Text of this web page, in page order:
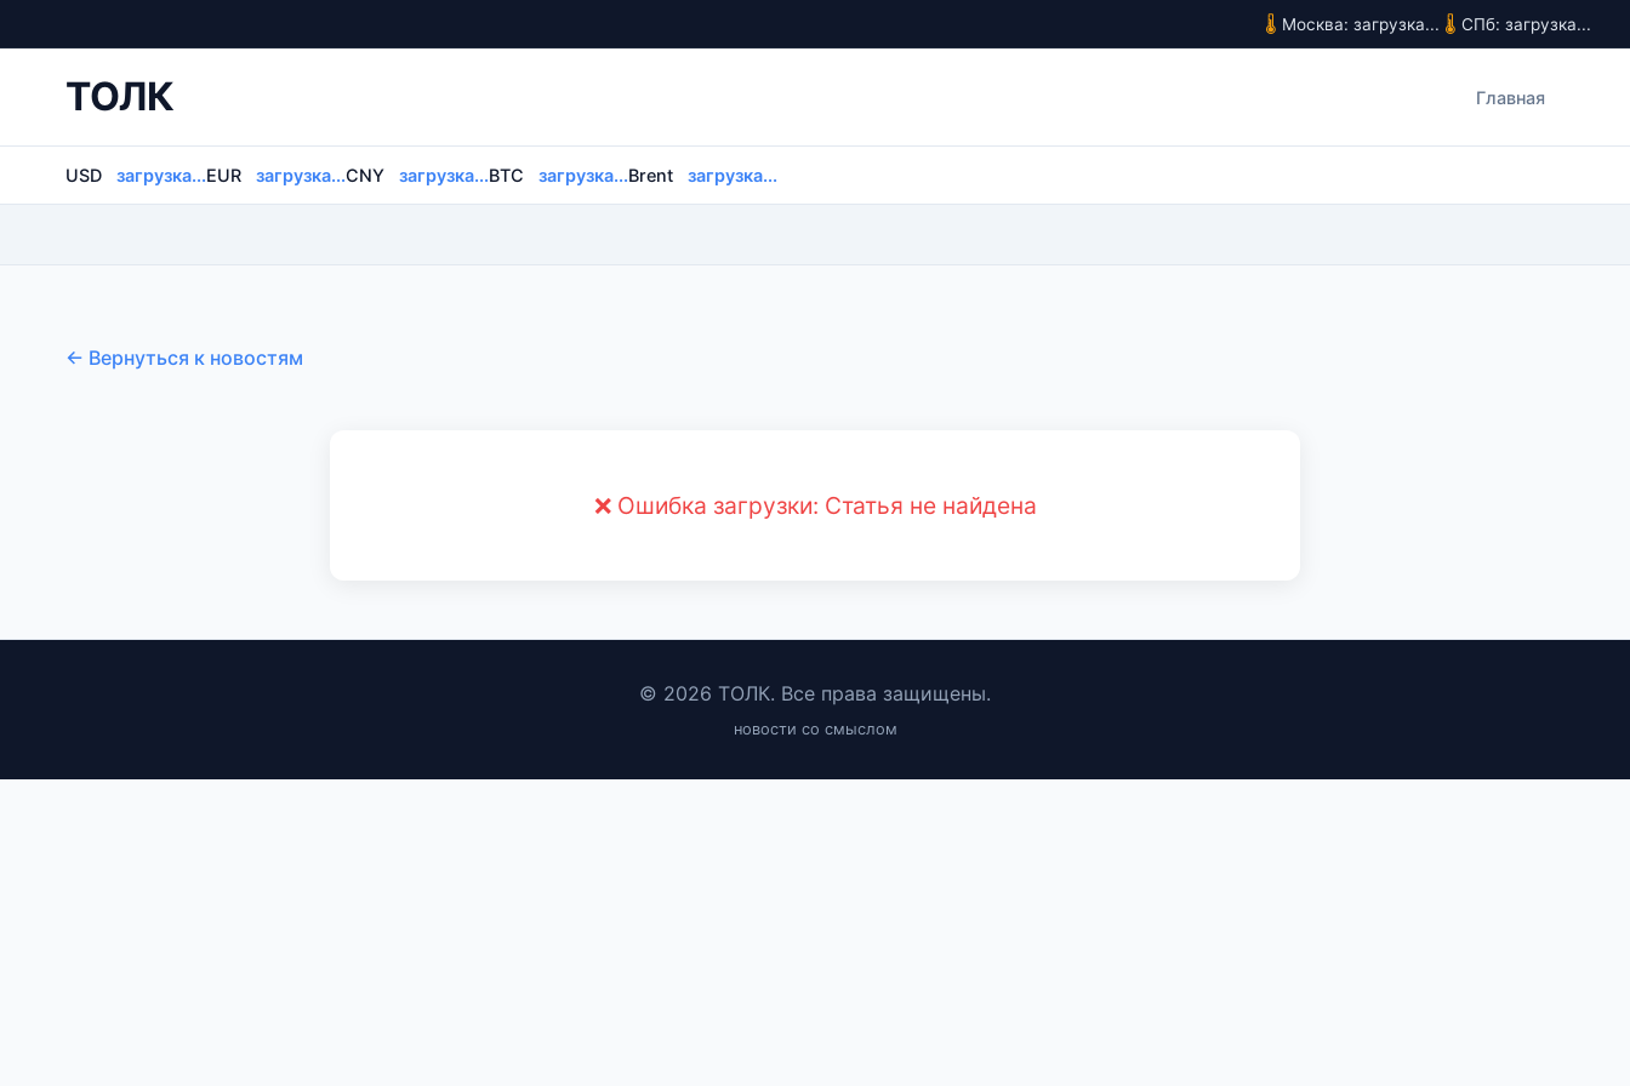
Москва: загрузка... СПб: загрузка...
ТОЛК Главная
USD загрузка...EUR загрузка...CNY загрузка...BTC загрузка...Brent загрузка...
← Вернуться к новостям
❌ Ошибка загрузки: Статья не найдена
© 2026 ТОЛК. Все права защищены.
новости со смыслом